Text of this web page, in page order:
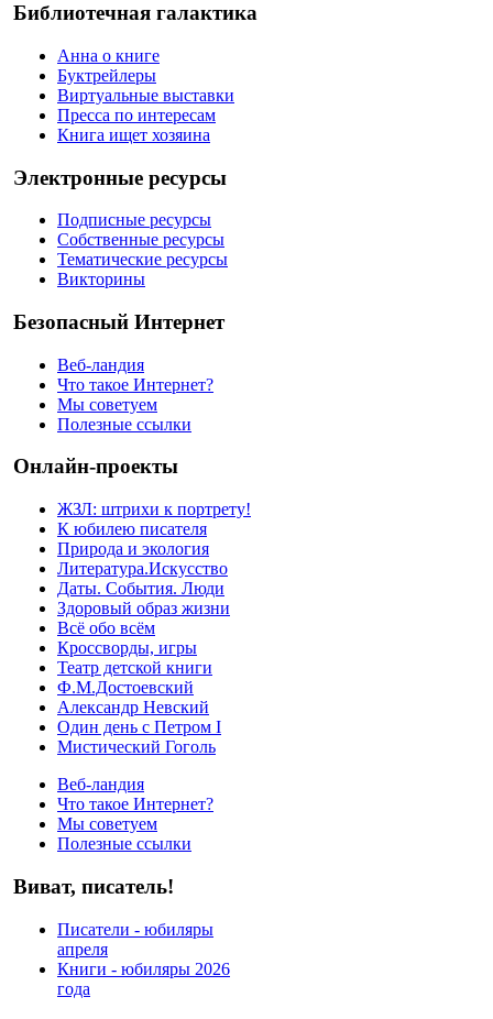
Библиотечная галактика
Анна о книге
Буктрейлеры
Виртуальные выставки
Пресса по интересам
Книга ищет хозяина
Электронные ресурсы
Подписные ресурсы
Собственные ресурсы
Тематические ресурсы
Викторины
Безопасный Интернет
Веб-ландия
Что такое Интернет?
Мы советуем
Полезные ссылки
Онлайн-проекты
ЖЗЛ: штрихи к портрету!
К юбилею писателя
Природа и экология
Литература.Искусство
Даты. События. Люди
Здоровый образ жизни
Всё обо всём
Кроссворды, игры
Театр детской книги
Ф.М.Достоевский
Александр Невский
Один день с Петром I
Мистический Гоголь
Веб-ландия
Что такое Интернет?
Мы советуем
Полезные ссылки
Виват, писатель!
Писатели - юбиляры
апреля
Книги - юбиляры 2026
года